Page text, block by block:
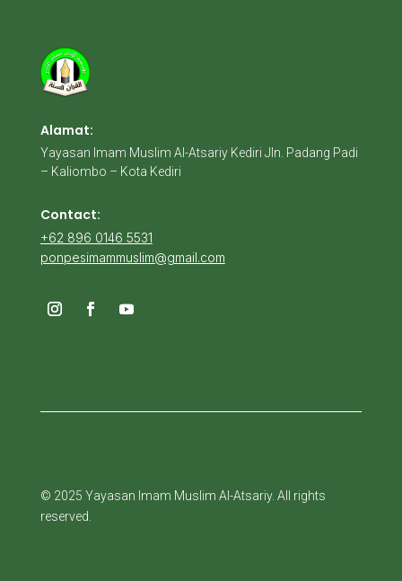
Alamat:
Yayasan Imam Muslim Al-Atsariy Kediri Jln. Padang Padi
– Kaliombo – Kota Kediri
Contact:
+62 896 0146 5531
ponpesimammuslim@gmail.com
© 2025 Yayasan Imam Muslim Al-Atsariy. All rights
reserved.